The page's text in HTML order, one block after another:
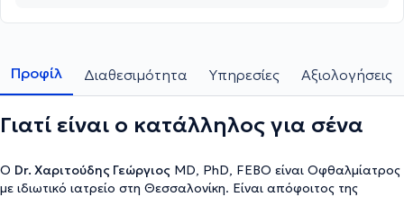
Προφίλ Διαθεσιμότητα Υπηρεσίες Αξιολογήσεις
Γιατί είναι ο κατάλληλος για σένα
Ο Dr. Χαριτούδης Γεώργιος MD, PhD, FEBO είναι Οφθαλμίατρος
με ιδιωτικό ιατρείο στη Θεσσαλονίκη. Είναι απόφοιτος της